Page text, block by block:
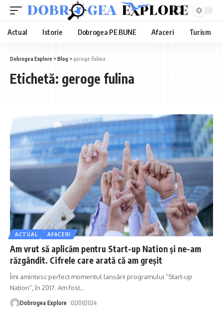
Actual Istorie Dobrogea PE BUNE Afaceri Turism
Dobrogea Explore >Blog >geroge fulina
Etichetă: geroge fulina
ACTUAL AFACERI
Am vrut să aplicăm pentru Start-up Nation și ne-am
răzgândit. Cifrele care arată că am greșit
Îmi amintesc perfect momentul lansării programului “Start-up
Nation”, în 2017. Am fost…
Dobrogea Explore 02/01/2024